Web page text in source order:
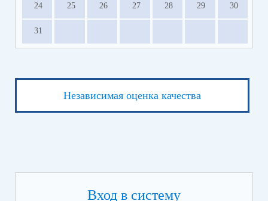
24 25 26 27 28 29 30
31
Независимая оценка качества
Вход в систему